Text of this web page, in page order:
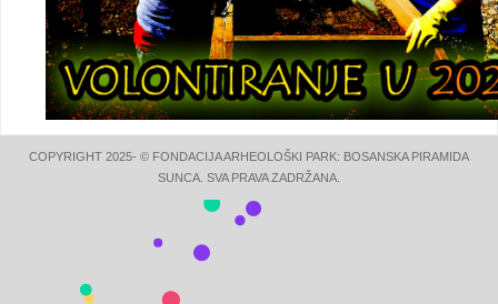
COPYRIGHT 2025- © FONDACIJA ARHEOLOŠKI PARK: BOSANSKA PIRAMIDA
SUNCA. SVA PRAVA ZADRŽANA.